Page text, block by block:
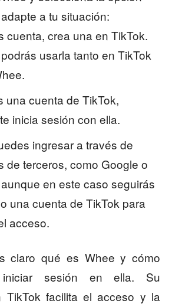
a tu situación:
cuenta, crea una en TikTok.
usarla tanto en TikTok
una cuenta de TikTok,
inicia sesión con ella.
ingresar a través de
de terceros, como Google o
en este caso seguirás
una cuenta de TikTok para
acceso.
claro qué es Whee y cómo
sesión en ella. Su
TikTok facilita el acceso y la